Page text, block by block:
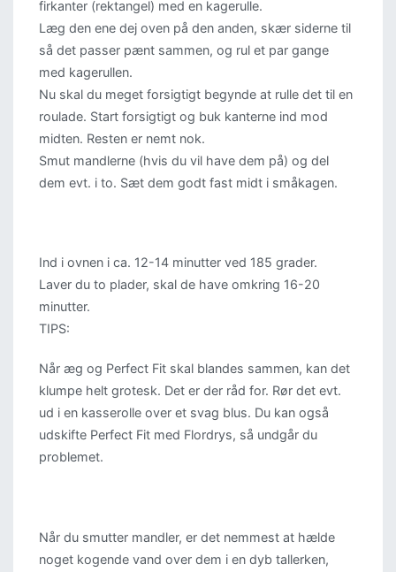
firkanter (rektangel) med en kagerulle.
Læg den ene dej oven på den anden, skær siderne til
så det passer pænt sammen, og rul et par gange
med kagerullen.
Nu skal du meget forsigtigt begynde at rulle det til en
roulade. Start forsigtigt og buk kanterne ind mod
midten. Resten er nemt nok.
Smut mandlerne (hvis du vil have dem på) og del
dem evt. i to. Sæt dem godt fast midt i småkagen.
Ind i ovnen i ca. 12-14 minutter ved 185 grader.
Laver du to plader, skal de have omkring 16-20
minutter.
TIPS:
Når æg og Perfect Fit skal blandes sammen, kan det
klumpe helt grotesk. Det er der råd for. Rør det evt.
ud i en kasserolle over et svag blus. Du kan også
udskifte Perfect Fit med Flordrys, så undgår du
problemet.
Når du smutter mandler, er det nemmest at hælde
noget kogende vand over dem i en dyb tallerken,